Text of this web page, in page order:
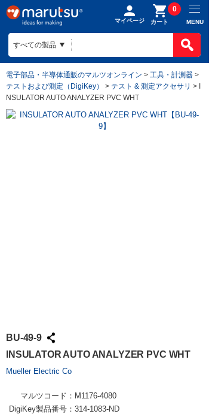
マイページ カート
0
MENU
電子部品・半導体通販のマルツオンライン > 工具・計測器 >
テストおよび測定（DigiKey）
> テスト & 測定アクセサリ > I
NSULATOR AUTO ANALYZER PVC WHT
BU-49-9
INSULATOR AUTO ANALYZER PVC WHT
Mueller Electric Co
マルツコード： M1176-4080
DigiKey製品番号： 314-1083-ND